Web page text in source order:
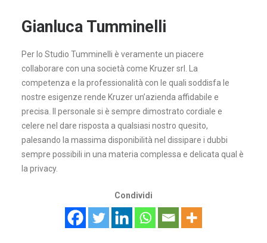
Gianluca Tumminelli
Per lo Studio Tumminelli è veramente un piacere
collaborare con una società come Kruzer srl. La
competenza e la professionalità con le quali soddisfa le
nostre esigenze rende Kruzer un’azienda affidabile e
precisa. Il personale si è sempre dimostrato cordiale e
celere nel dare risposta a qualsiasi nostro quesito,
palesando la massima disponibilità nel dissipare i dubbi
sempre possibili in una materia complessa e delicata qual è
la privacy.
Condividi